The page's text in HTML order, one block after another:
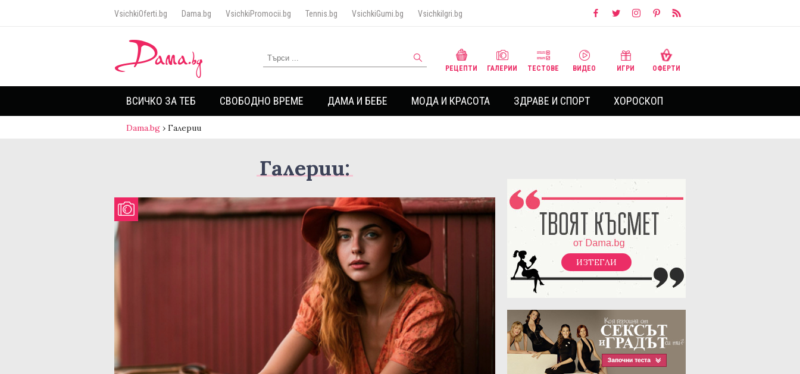
VsichkiOferti.bg Dama.bg VsichkiPromocii.bg Tennis.bg VsichkiGumi.bg VsichkiIgri.bg
РЕЦЕПТИ ГАЛЕРИИ ТЕСТОВЕ ВИДЕО ИГРИ ОФЕРТИ
ВСИЧКО ЗА ТЕБ СВОБОДНО ВРЕМЕ ДАМА И БЕБЕ МОДА И КРАСОТА ЗДРАВЕ И СПОРТ ХОРОСКОП
Dama.bg › Галерии
Галерии:
ИЗТЕГЛИ